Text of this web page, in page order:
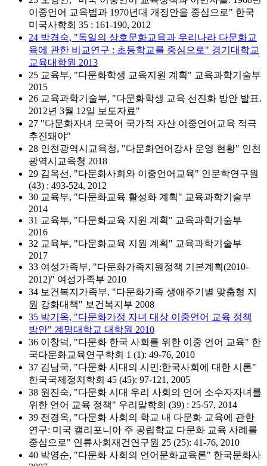
이중언어 교육법과 1970년대 개정안을 중심으로" 한국
미국사학회 35 : 161-190, 2012
24 박경숙, "독일의 상호문화교육과 우리나라 다문화교
육에 관한 비교연구 : 초등학교를 중심으로" 경기대학교
교육대학원 2013
25 교육부, "다문화학생 교육지원 계획" 교육과학기술부
2015
26 교육과학기술부, "다문화학생 교육 선진화 방안 발표.
2012년 3월 12일 보도자료"
27 "다문화자녀 모국어 국가적 자산 이중언어교육 적극
추진돼야"
28 인천광역시교육청, "다문화언어강사 운영 현황" 인천
광역시교육청 2018
29 김옥선, "다문화사회와 이중언어교육" 인문학연구원
(43) : 493-524, 2012
30 교육부, "다문화교육 활성화 계획" 교육과학기술부
2014
31 교육부, "다문화교육 지원 계획" 교육과학기술부
2016
32 교육부, "다문화교육 지원 계획" 교육과학기술부
2017
33 여성가족부, "다문화가족지원정책 기본계획(2010-
2012)" 여성가족부 2010
34 보건복지가족부, "다문화가족 생애주기별 맞춤형 지
원 강화대책" 보건복지부 2008
35 박기옥, "다문화가정 자녀 대상 이중언어 교육 정책
방안" 계명대학교 대학원 2010
36 이창덕, "다문화 한국 사회를 위한 이중 언어 교육" 한
국다문화교육연구학회 1 (1): 49-76, 2010
37 김남국, "다문화 시대의 시민:한국사회에 대한 시론"
한국국제정치학회 45 (45): 97-121, 2005
38 원진숙, "다문화 시대 우리 사회의 언어 소수자자녀를
위한 언어 교육 정책" 우리말학회 (39) : 25-57, 2014
39 전경옥, "다문화 사회의 학교 내 다문화 교육에 관한
연구: 미국 캘리포니아 주 공립학교 다문화 교육 사례를
중심으로" 인류사회재건연구원 25 (25): 41-76, 2010
40 박영순, "다문화 사회의 언어문화교육론" 한국문화사